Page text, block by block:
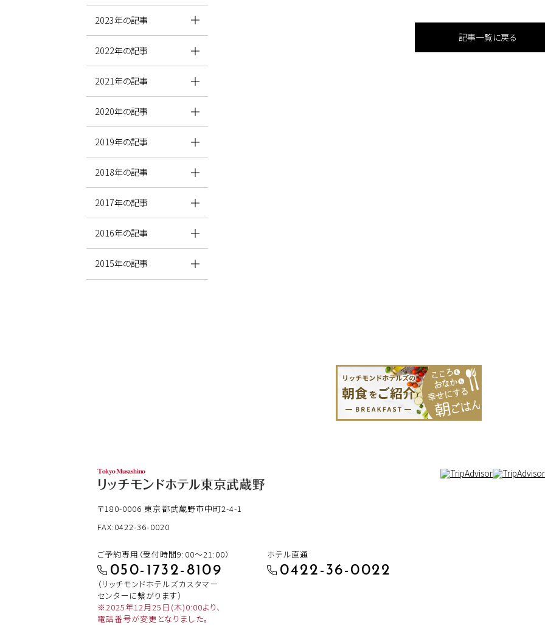
記事一覧に戻る
2023年の記事
2022年の記事
2021年の記事
2020年の記事
2019年の記事
2018年の記事
2017年の記事
2016年の記事
2015年の記事
〒180-0006東京都武蔵野市中町2-4-1
FAX:0422-36-0020
ご予約専用（受付時間9:00～21:00）
050-1732-8109
（リッチモンドホテルズカスタマー
センターに繋がります）
※2025年12月25日(木)0:00より、
電話番号が変更となりました。
ホテル直通
0422-36-0022